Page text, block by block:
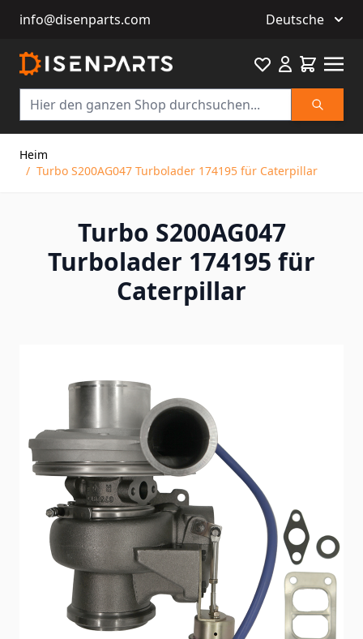
info@disenparts.com Deutsche
Suche
Favourite
Heim
/ Turbo S200AG047 Turbolader 174195 für Caterpillar
Turbo S200AG047
Turbolader 174195 für
Caterpillar